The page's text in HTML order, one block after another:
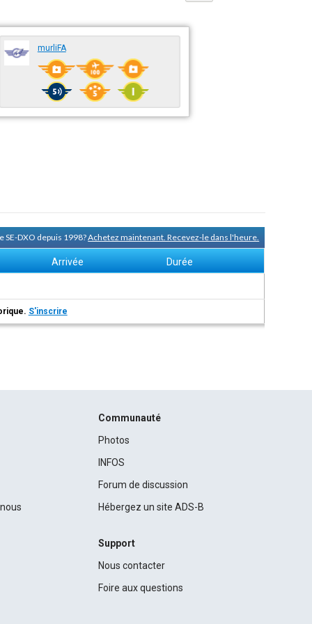
murliFA
DXO depuis 1998?Achetez maintenant. Recevez-le dans l'heure.
Arrivée Durée
S'inscrire
Communauté
Photos
INFOS
Forum de discussion
Hébergez un site ADS-B
Support
Nous contacter
Foire aux questions